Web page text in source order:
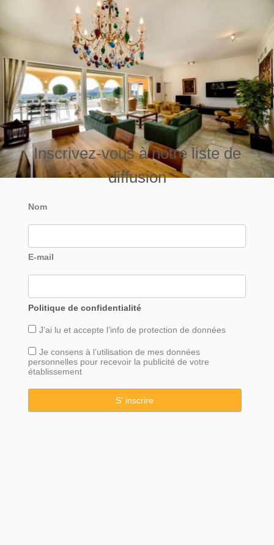
Inscrivez-vous à notre liste de
diffusion
Nom
E-mail
Politique de confidentialité
J’ai lu et accepte l’info de protection de données
Je consens à l’utilisation de mes données
personnelles pour recevoir la publicité de votre
établissement